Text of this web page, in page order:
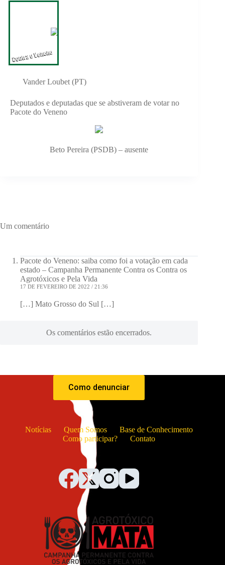
Vander Loubet (PT)
Deputados e deputadas que se abstiveram de votar no
Pacote do Veneno
Beto Pereira (PSDB) – ausente
Um comentário
Pacote do Veneno: saiba como foi a votação em cada
estado – Campanha Permanente Contra os Contra os
Agrotóxicos e Pela Vida
17 DE FEVEREIRO DE 2022 / 21:36
[…] Mato Grosso do Sul […]
Os comentários estão encerrados.
Como denunciar
Notícias Quem Somos
Base de Conhecimento
Como participar?
Contato